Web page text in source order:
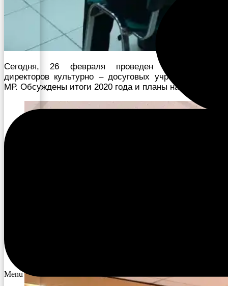
Menu
Сегодня, 26 февраля проведен семинар для
директоров культурно – досуговых учреждений МО,
МР. Обсуждены итоги 2020 года и планы на 2021 год.